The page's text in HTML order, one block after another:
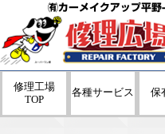
㈲カーメイクアップ平
修理工場
TOP
各種サービス 保